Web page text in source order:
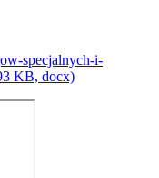
specjalnych-i-
KB, docx)